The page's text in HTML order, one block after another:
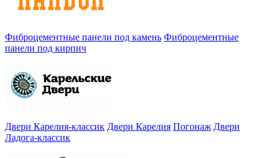
Фиброцементные панели под камень Фиброцементные
панели под кирпич
Двери Карелия-классик Двери Карелия Погонаж Двери
Ладога-классик